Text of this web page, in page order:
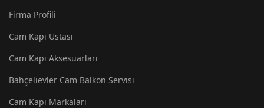
Firma Profili
Cam Kapı Ustası
Cam Kapı Aksesuarları
Bahçelievler Cam Balkon Servisi
Cam Kapı Markaları